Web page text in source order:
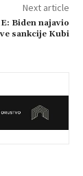
Next article
Biden najavio
sankcije Kubi